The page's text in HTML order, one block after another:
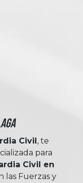
Civil , te
para
Civil en
las Fuerzas y